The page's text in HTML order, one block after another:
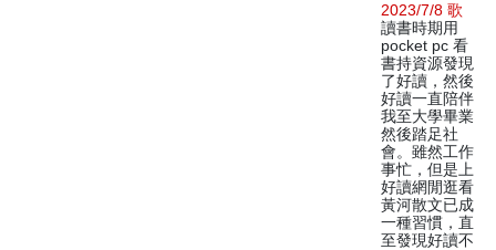
2023/7/8 歌
讀書時期用
pocket pc 看
書持資源發現
了好讀，然後
好讀一直陪伴
我至大學畢業
然後踏足社
會。雖然工作
事忙，但是上
好讀網閒逛看
黃河散文已成
一種習慣，直
至發現好讀不